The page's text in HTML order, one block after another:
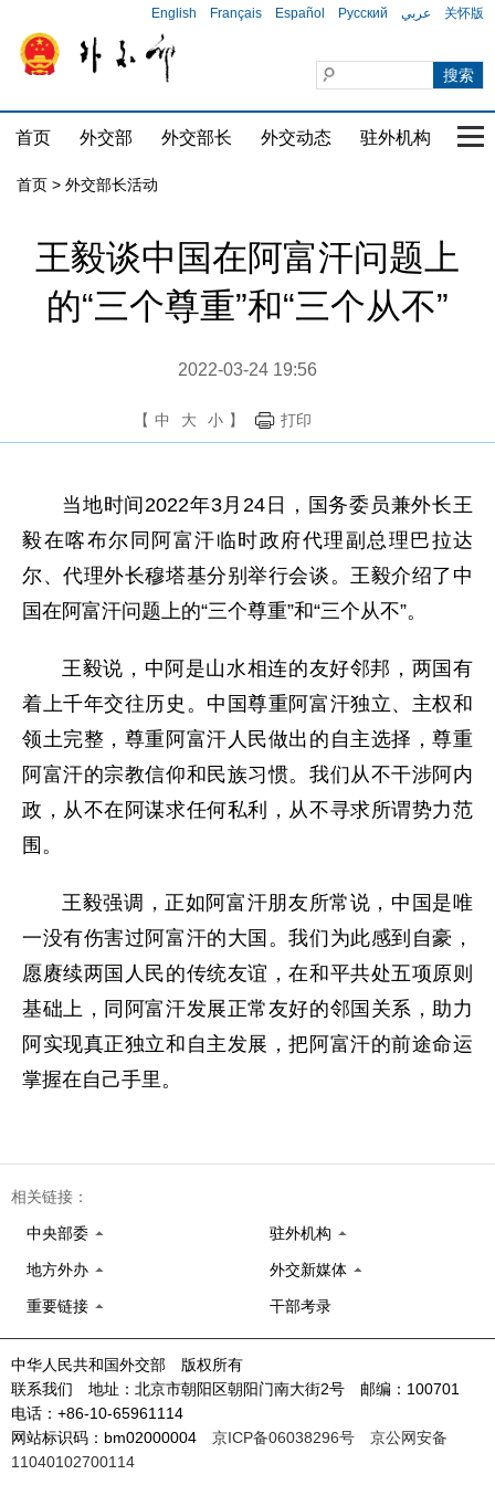
English Français Español Русский عربي 关怀版
首页 外交部 外交部长 外交动态 驻外机构 国
首页 > 外交部长活动
王毅谈中国在阿富汗问题上
的“三个尊重”和“三个从不”
2022-03-24 19:56
【 中 大 小 】 打印
当地时间2022年3月24日，国务委员兼外长王
毅在喀布尔同阿富汗临时政府代理副总理巴拉达
尔、代理外长穆塔基分别举行会谈。王毅介绍了中
国在阿富汗问题上的“三个尊重”和“三个从不”。
王毅说，中阿是山水相连的友好邻邦，两国有
着上千年交往历史。中国尊重阿富汗独立、主权和
领土完整，尊重阿富汗人民做出的自主选择，尊重
阿富汗的宗教信仰和民族习惯。我们从不干涉阿内
政，从不在阿谋求任何私利，从不寻求所谓势力范
围。
王毅强调，正如阿富汗朋友所常说，中国是唯
一没有伤害过阿富汗的大国。我们为此感到自豪，
愿赓续两国人民的传统友谊，在和平共处五项原则
基础上，同阿富汗发展正常友好的邻国关系，助力
阿实现真正独立和自主发展，把阿富汗的前途命运
掌握在自己手里。
相关链接：
中央部委 驻外机构
地方外办 外交新媒体
重要链接 干部考录
中华人民共和国外交部 版权所有
联系我们 地址：北京市朝阳区朝阳门南大街2号 邮编：100701
电话：+86-10-65961114
网站标识码：bm02000004 京ICP备06038296号
京公网安备
11040102700114